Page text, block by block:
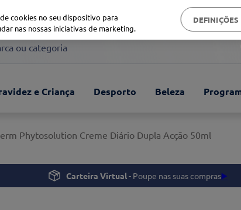
ou categoria
e Criança Desporto Beleza
Phytosolution Creme Diário Dupla Acção 50ml
Carteira Virtual- Poupe nas suas compras▶️
cookies no seu dispositivo para
nas nossas iniciativas de marketing.
DEFINIÇÕES